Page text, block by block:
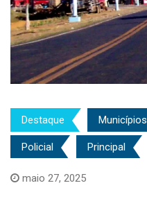
Destaque Municípios
Policial Principal
maio 27, 2025